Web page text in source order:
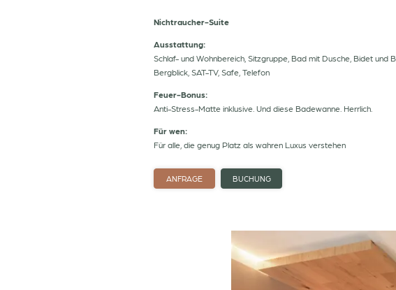
EN +39 0471 613104
Nichtraucher-Suite
Ausstattung:
Schlaf- und Wohnbereich, Sitzgruppe, Bad mit Dusche, Bidet
Bergblick, SAT-TV, Safe, Telefon
Feuer-Bonus:
Anti-Stress-Matte inklusive. Und diese Badewanne. Herrlich.
Für wen:
Für alle, die genug Platz als wahren Luxus verstehen
ANFRAGE BUCHUNG